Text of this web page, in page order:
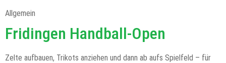
Allgemein
Fridingen Handball-Open
Zelte aufbauen, Trikots anziehen und dann ab aufs Spielfeld – für